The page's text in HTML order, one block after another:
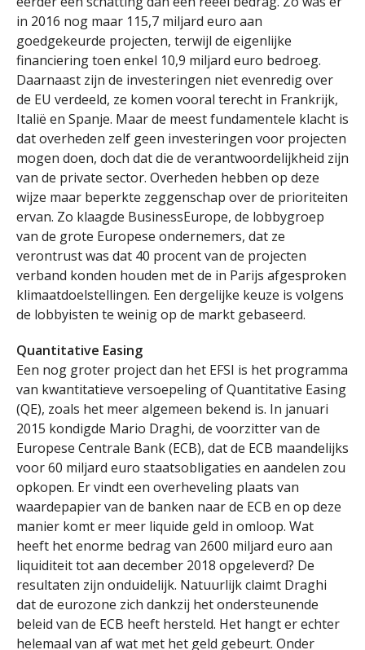
in 2016 nog maar 115,7 miljard euro aan
goedgekeurde projecten, terwijl de eigenlijke
financiering toen enkel 10,9 miljard euro bedroeg.
Daarnaast zijn de investeringen niet evenredig over
de EU verdeeld, ze komen vooral terecht in Frankrijk,
Italië en Spanje. Maar de meest fundamentele klacht is
dat overheden zelf geen investeringen voor projecten
mogen doen, doch dat die de verantwoordelijkheid zijn
van de private sector. Overheden hebben op deze
wijze maar beperkte zeggenschap over de prioriteiten
ervan. Zo klaagde BusinessEurope, de lobbygroep
van de grote Europese ondernemers, dat ze
verontrust was dat 40 procent van de projecten
verband konden houden met de in Parijs afgesproken
klimaatdoelstellingen. Een dergelijke keuze is volgens
de lobbyisten te weinig op de markt gebaseerd.
Quantitative Easing
Een nog groter project dan het EFSI is het programma
van kwantitatieve versoepeling of Quantitative Easing
(QE), zoals het meer algemeen bekend is. In januari
2015 kondigde Mario Draghi, de voorzitter van de
Europese Centrale Bank (ECB), dat de ECB maandelijks
voor 60 miljard euro staatsobligaties en aandelen zou
opkopen. Er vindt een overheveling plaats van
waardepapier van de banken naar de ECB en op deze
manier komt er meer liquide geld in omloop. Wat
heeft het enorme bedrag van 2600 miljard euro aan
liquiditeit tot aan december 2018 opgeleverd? De
resultaten zijn onduidelijk. Natuurlijk claimt Draghi
dat de eurozone zich dankzij het ondersteunende
beleid van de ECB heeft hersteld. Het hangt er echter
helemaal van af wat met het geld gebeurt. Onder